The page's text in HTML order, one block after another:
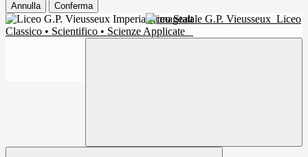
Annulla Conferma
Liceo Statale G.P. Vieusseux Liceo
Classico • Scientifico • Scienze Applicate